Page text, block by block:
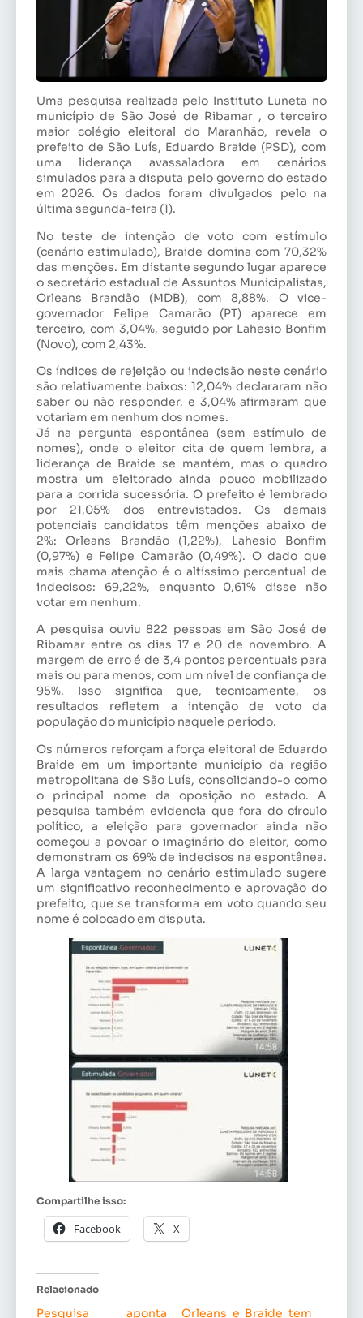
Uma pesquisa realizada pelo Instituto Luneta no
município de São José de Ribamar , o terceiro
maior colégio eleitoral do Maranhão, revela o
prefeito de São Luís, Eduardo Braide (PSD), com
uma liderança avassaladora em cenários
simulados para a disputa pelo governo do estado
em 2026. Os dados foram divulgados pelo na
última segunda-feira (1).
No teste de intenção de voto com estímulo
(cenário estimulado), Braide domina com 70,32%
das menções. Em distante segundo lugar aparece
o secretário estadual de Assuntos Municipalistas,
Orleans Brandão (MDB), com 8,88%. O vice-
governador Felipe Camarão (PT) aparece em
terceiro, com 3,04%, seguido por Lahesio Bonfim
(Novo), com 2,43%.
Os índices de rejeição ou indecisão neste cenário
são relativamente baixos: 12,04% declararam não
saber ou não responder, e 3,04% afirmaram que
votariam em nenhum dos nomes.
Já na pergunta espontânea (sem estímulo de
nomes), onde o eleitor cita de quem lembra, a
liderança de Braide se mantém, mas o quadro
mostra um eleitorado ainda pouco mobilizado
para a corrida sucessória. O prefeito é lembrado
por 21,05% dos entrevistados. Os demais
potenciais candidatos têm menções abaixo de
2%: Orleans Brandão (1,22%), Lahesio Bonfim
(0,97%) e Felipe Camarão (0,49%). O dado que
mais chama atenção é o altíssimo percentual de
indecisos: 69,22%, enquanto 0,61% disse não
votar em nenhum.
A pesquisa ouviu 822 pessoas em São José de
Ribamar entre os dias 17 e 20 de novembro. A
margem de erro é de 3,4 pontos percentuais para
mais ou para menos, com um nível de confiança de
95%. Isso significa que, tecnicamente, os
resultados refletem a intenção de voto da
população do município naquele período.
Os números reforçam a força eleitoral de Eduardo
Braide em um importante município da região
metropolitana de São Luís, consolidando-o como
o principal nome da oposição no estado. A
pesquisa também evidencia que fora do círculo
político, a eleição para governador ainda não
começou a povoar o imaginário do eleitor, como
demonstram os 69% de indecisos na espontânea.
A larga vantagem no cenário estimulado sugere
um significativo reconhecimento e aprovação do
prefeito, que se transforma em voto quando seu
nome é colocado em disputa.
Compartilhe isso:
Facebook X
Relacionado
Pesquisa aponta Orleans e Braide tem